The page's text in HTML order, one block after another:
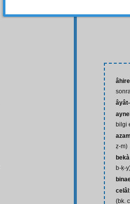
âyât-
bilgi
ẓ-m)
bekà
b-ḳ-
celâl
(bk.